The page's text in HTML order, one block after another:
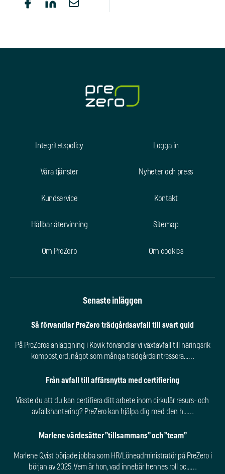
Integritetspolicy
Våra tjänster
Kundservice
Hållbar återvinning
Om PreZero
Logga in
Nyheter och press
Kontakt
Sitemap
Om cookies
Senaste inläggen
Så förvandlar PreZero trädgårdsavfall till svart guld
På PreZeros anläggning i Kovik förvandlar vi växtavfall till näringsrik
kompostjord, något som många trädgårdsintressera...…
Från avfall till affärsnytta med certifiering
Visste du att du kan certifiera ditt arbete inom cirkulär resurs- och
avfallshantering? PreZero kan hjälpa dig med den h...…
Marlene värdesätter ”tillsammans” och ”team”
Marlene Qvist började jobba som HR/Löneadministratör på PreZero i
början av 2025. Vem är hon, vad innebär hennes roll oc...…